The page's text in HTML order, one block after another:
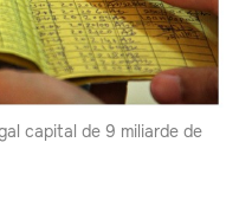
capital de 9 miliarde de